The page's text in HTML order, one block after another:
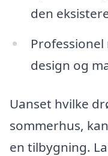
den
design og
Uanset hvilke
sommerhus,
en tilbygning.